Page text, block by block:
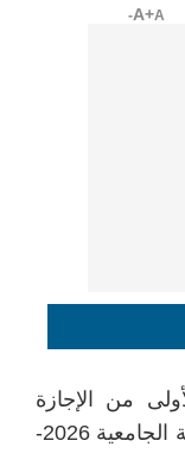
A+A-
من الإجازة
بالمعهد العالي للإعلام والاتصال للسنة الجامعية 2026-